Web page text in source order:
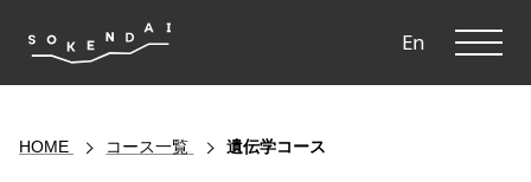
En
HOME コース一覧 遺伝学コース